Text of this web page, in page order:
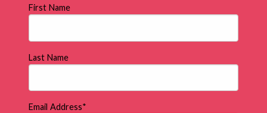
First Name
Last Name
Email Address*